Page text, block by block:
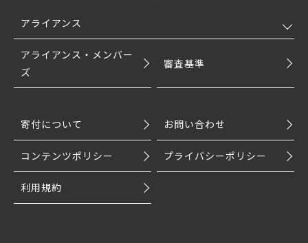
アライアンス
アライアンス・メンバー
ズ
審査基準
寄付について お問い合わせ
コンテンツポリシー プライバシーポリシー
利用規約